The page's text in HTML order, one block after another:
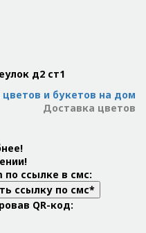
д2 ст1
Доставка цветов
по ссылке в смс:
ссылку по смс*
QR-код: